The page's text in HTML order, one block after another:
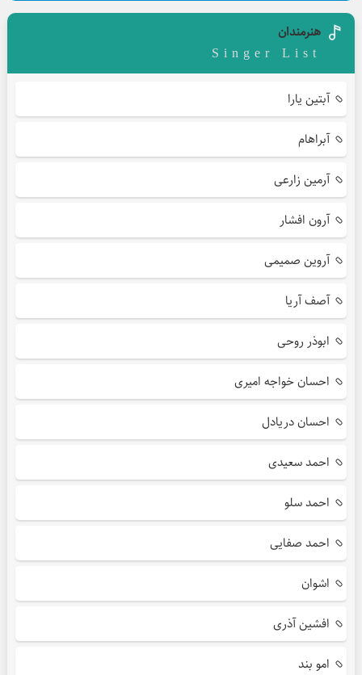
هنرمندان
Singer List
آبتین یارا
آبراهام
آرمین زارعی
آرون افشار
آروین صمیمی
آصف آریا
ابوذر روحی
احسان خواجه امیری
احسان دریادل
احمد سعیدی
احمد سلو
احمد صفایی
اشوان
افشین آذری
امو بند